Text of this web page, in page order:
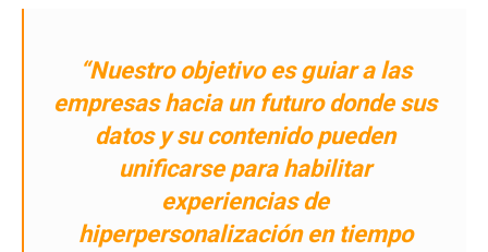
“Nuestro objetivo es guiar a las
empresas hacia un futuro donde sus
datos y su contenido pueden
unificarse para habilitar
experiencias de
hiperpersonalización en tiempo